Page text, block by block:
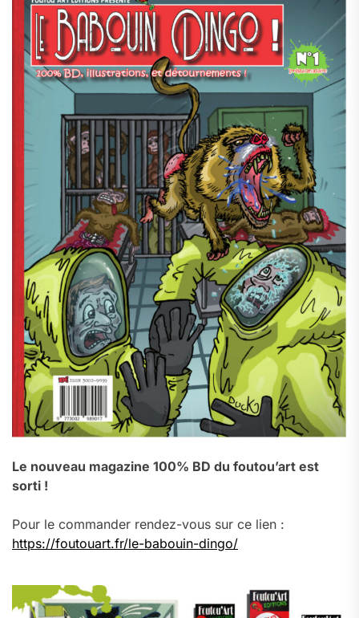
Le nouveau magazine 100% BD du foutou’art est
sorti !
Pour le commander rendez-vous sur ce lien :
https://foutouart.fr/le-babouin-dingo/